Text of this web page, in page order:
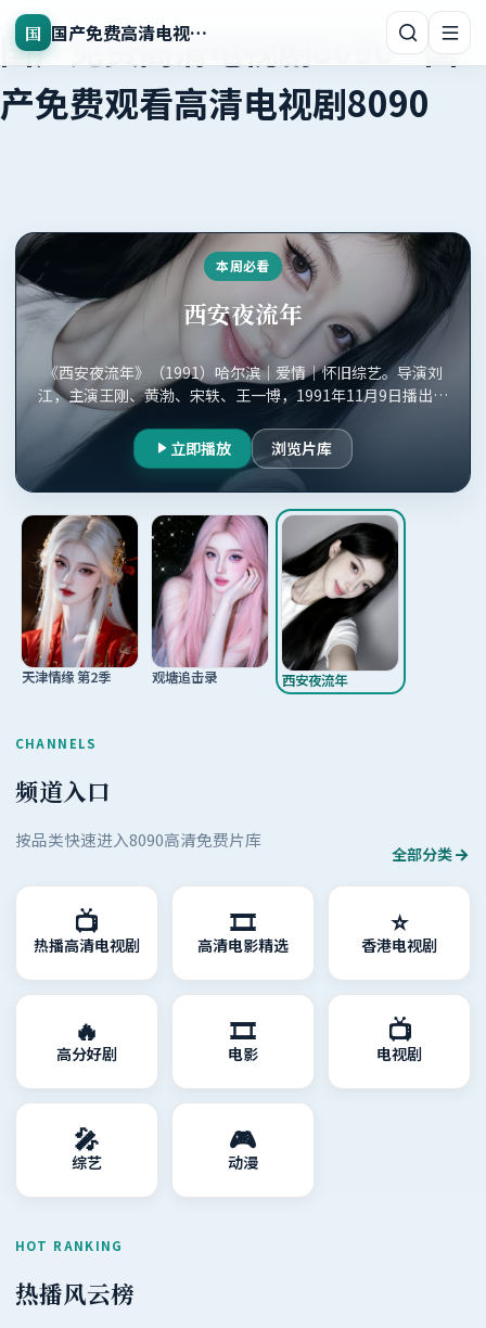
国 国产免费高清电视剧8090
国产免费高清电视剧8090-国
产免费观看高清电视剧8090
本周必看
西安夜流年
《西安夜流年》（1991）哈尔滨｜爱情｜怀旧综艺。导演刘
江，主演王刚、黄渤、宋轶、王一博，1991年11月9日播出，
国产免费观看高清电视剧8090正版收录。
立即播放
浏览片库
天津情缘 第2季 观塘追击录 西安夜流年
CHANNELS
频道入口
按品类快速进入8090高清免费片库
全部分类
📺
热播高清电视剧
🎞️
高清电影精选
⭐
香港电视剧
🔥
高分好剧
🎞️
电影
📺
电视剧
🎤
综艺
🎮
动漫
HOT RANKING
热播风云榜